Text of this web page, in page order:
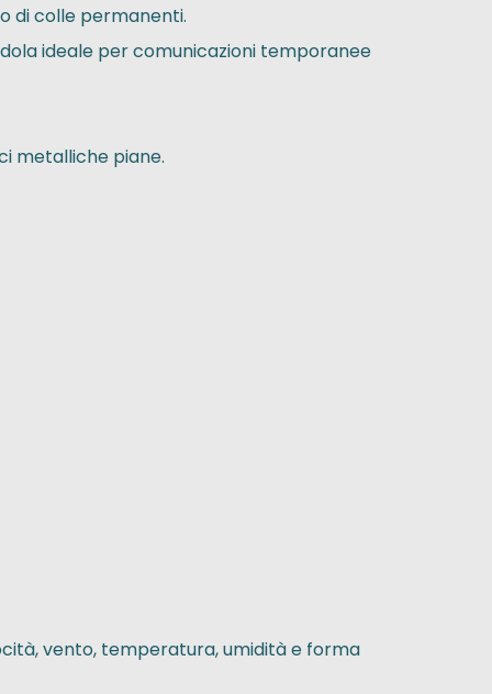
di colle permanenti.
ideale per comunicazioni temporanee
metalliche piane.
vento, temperatura, umidità e forma